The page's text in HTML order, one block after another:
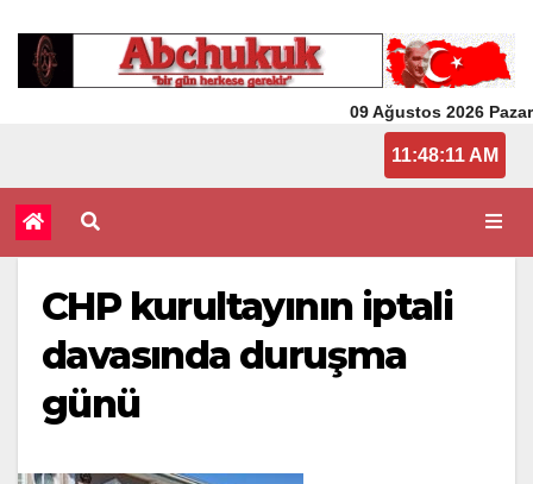
09 Ağustos 2026 Pazar
11:48:11 AM
CHP kurultayının iptali
davasında duruşma
günü